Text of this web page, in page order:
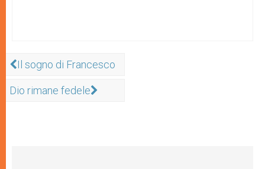
Il sogno di Francesco
Dio rimane fedele